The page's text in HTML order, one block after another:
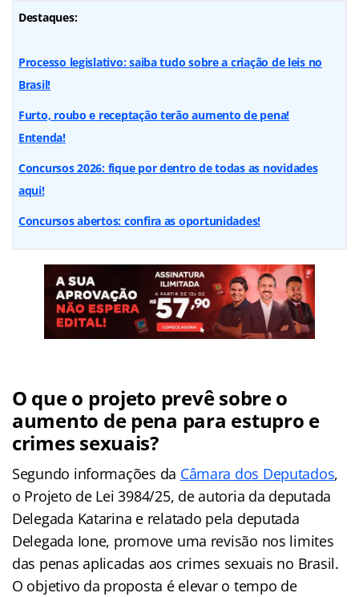
Destaques:
Processo legislativo: saiba tudo sobre a criação de leis no
Brasil!
Furto, roubo e receptação terão aumento de pena!
Entenda!
Concursos 2026: fique por dentro de todas as novidades
aqui!
Concursos abertos: confira as oportunidades!
O que o projeto prevê sobre o
aumento de pena para estupro e
crimes sexuais?
Segundo informações da Câmara dos Deputados,
o Projeto de Lei 3984/25, de autoria da deputada
Delegada Katarina e relatado pela deputada
Delegada Ione, promove uma revisão nos limites
das penas aplicadas aos crimes sexuais no Brasil.
O objetivo da proposta é elevar o tempo de